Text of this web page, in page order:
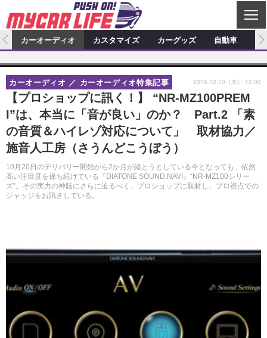
C
L
S
E
カーオーディオ
特集記事 新製品情報
プロショップ検索 ショップ訪問記
カーオーディオニュース デモカー製作記
その他
カスタマイズ
カスタマイズ特集記事 カスタマイズ新製品情報
カスタマイズニュース
カーグッズ
カーグッズ特集記事 カーグッズ新製品情報
カーグッズニュース
自動車
ニュース
スクープ
アクセスランキング
カーオーディオ カスタマイズ カーグッズ 自動車
【プロショップに訊く！】 “NR-MZ100PREM
I”は、本当に「音が良い」のか？ Part.2 「素
の音質＆ハイレゾ対応について」 取材協力／
施音人工房（さうんどこうぼう）
10月20日のデリバリー開始から2か月が経とうとしている今となっても、依然
高い注目度を保ち続けている『DIATONE SOUND.NAVI』“NR-MZ100シリー
ズ”。その実力の神髄にさらに迫るべく、プロショップに取材し、プロ視点での
ジャッジをお訊きしている。
カーオーディオ カーオーディオ特集記事 2015.12.10（木） 12:00